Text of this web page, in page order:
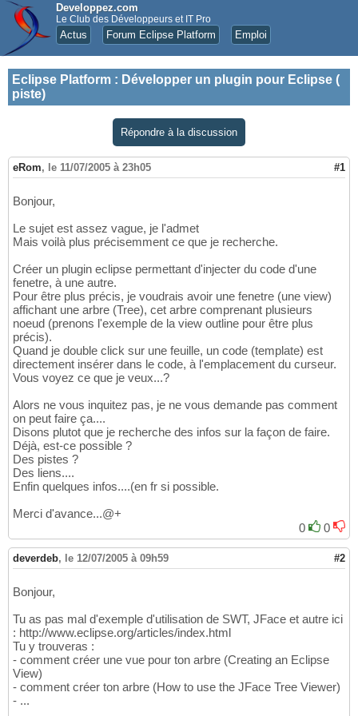
Developpez.com
Le Club des Développeurs et IT Pro
Actus Forum Eclipse Platform Emploi
Eclipse Platform : Développer un plugin pour Eclipse (
piste)
Répondre à la discussion
eRom, le 11/07/2005 à 23h05 #1
Bonjour,
Le sujet est assez vague, je l'admet
Mais voilà plus précisemment ce que je recherche.
Créer un plugin eclipse permettant d'injecter du code d'une
fenetre, à une autre.
Pour être plus précis, je voudrais avoir une fenetre (une view)
affichant une arbre (Tree), cet arbre comprenant plusieurs
noeud (prenons l'exemple de la view outline pour être plus
précis).
Quand je double click sur une feuille, un code (template) est
directement insérer dans le code, à l'emplacement du curseur.
Vous voyez ce que je veux...?
Alors ne vous inquitez pas, je ne vous demande pas comment
on peut faire ça....
Disons plutot que je recherche des infos sur la façon de faire.
Déjà, est-ce possible ?
Des pistes ?
Des liens....
Enfin quelques infos....(en fr si possible.
Merci d'avance...@+
0
0
deverdeb, le 12/07/2005 à 09h59 #2
Bonjour,
Tu as pas mal d'exemple d'utilisation de SWT, JFace et autre ici
: http://www.eclipse.org/articles/index.html
Tu y trouveras :
- comment créer une vue pour ton arbre (Creating an Eclipse
View)
- comment créer ton arbre (How to use the JFace Tree Viewer)
- ...